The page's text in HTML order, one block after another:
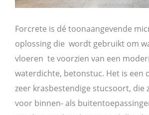
Forcrete is dé toonaangevende
oplossing die wordt gebruikt om
vloeren te voorzien van een
waterdichte, betonstuc. Het is een
zeer krasbestendige stucsoort, die
voor binnen- als